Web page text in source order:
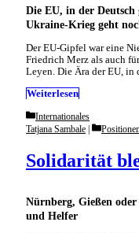
Die EU, in der Deutsch
Ukraine-Krieg geht
Der EU-Gipfel war eine
Friedrich Merz als auch
Leyen. Die Ära der EU, in
Weiterlesen
Categories
Internationales
Nürnberg, Gießen
und Helfer
Solidarität
Tatjana Sambale Categories